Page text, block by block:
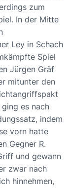
zum
In der Mitte
Ley in Schach
Spiel
Jürgen Gräf
mitunter den
es nach
indem
vorn hatte
Gegner R.
und gewann
zwar nach
hinnehmen,